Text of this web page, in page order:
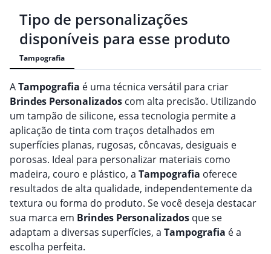
Tipo de personalizações
disponíveis para esse produto
Tampografia
ATampografia é uma técnica versátil para criar
Brindes Personalizados com alta precisão. Utilizando
um tampão de silicone, essa tecnologia permite a
aplicação de tinta com traços detalhados em
superfícies planas, rugosas, côncavas, desiguais e
porosas. Ideal para personalizar materiais como
madeira, couro e plástico, a Tampografia oferece
resultados de alta qualidade, independentemente da
textura ou forma do produto. Se você deseja destacar
sua marca em Brindes Personalizados que se
adaptam a diversas superfícies, a Tampografia é a
escolha perfeita.